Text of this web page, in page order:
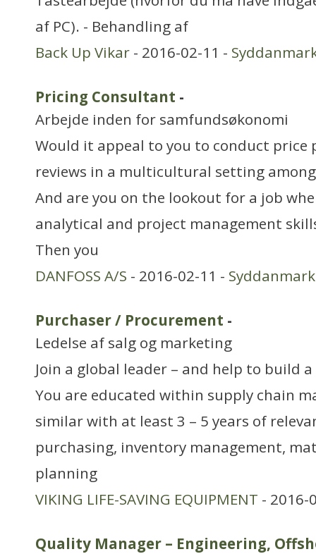
af PC). - Behandling af
Back Up Vikar - 2016-02-11 -
Pricing Consultant -
Arbejde inden for samfundsøkonomi
Would it appeal to you to conduct price
reviews in a multicultural setting
And are you on the lookout for a job
analytical and project management
Then you
DANFOSS A/S - 2016-02-11 - Syddanmark
Purchaser / Procurement -
Ledelse af salg og marketing
Join a global leader – and help to build
You are educated within supply chain
similar with at least 3 – 5 years of
purchasing, inventory management,
planning
VIKING LIFE-SAVING EQUIPMENT - 2016-
Quality Manager – Engineering,